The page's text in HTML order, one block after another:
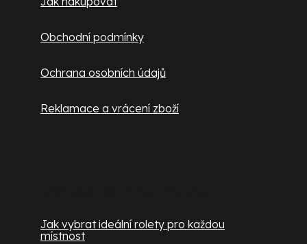
Obchodní podmínky
Ochrana osobních údajů
Reklamace a vrácení zboží
Jak vybrat ideální rolety pro každou
místnost